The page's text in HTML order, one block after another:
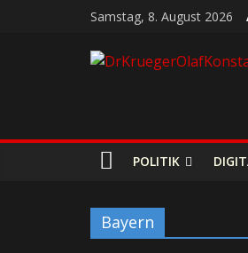
Samstag, 8. August 2026
POLITIK
Bayern